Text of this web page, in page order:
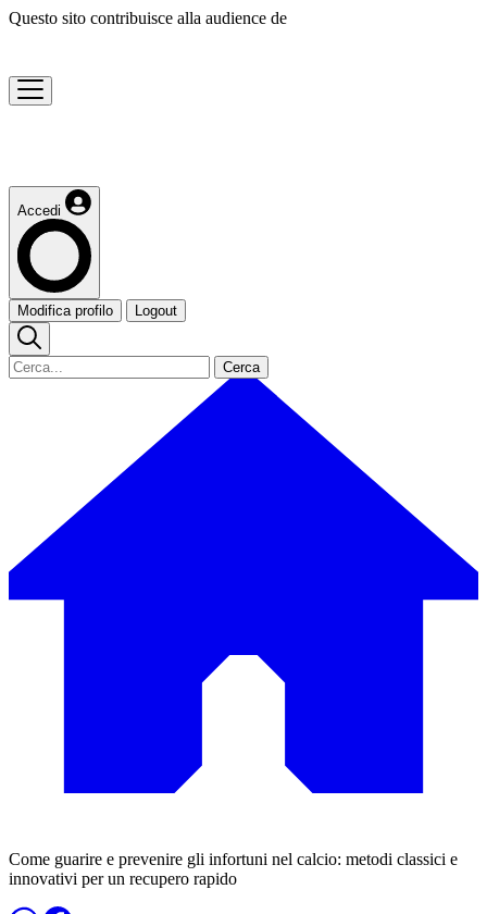
Questo sito contribuisce alla audience de
Accedi
Modifica profilo Logout
Cerca
Come guarire e prevenire gli infortuni nel calcio: metodi classici e
innovativi per un recupero rapido